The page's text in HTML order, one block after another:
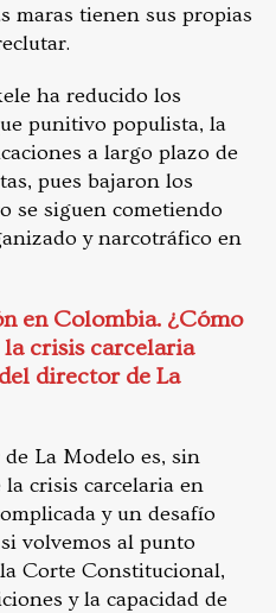
maras tienen sus propias
ha reducido los
punitivo populista, la
a largo plazo de
pues bajaron los
se siguen cometiendo
y narcotráfico en
en Colombia. ¿Cómo
la crisis carcelaria
director de La
La Modelo es, sin
crisis carcelaria en
y un desafío
volvemos al punto
Corte Constitucional,
y la capacidad de